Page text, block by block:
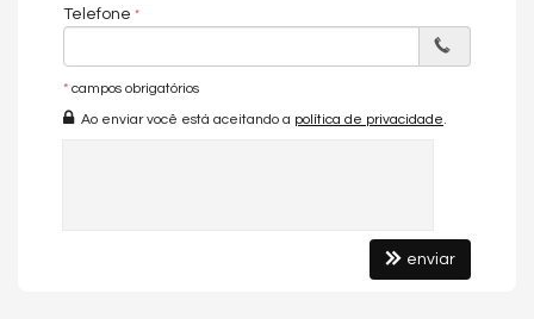
- Espaço gourmet
- Interfone
- Medidores de água, luz e gás individuais
Telefone
* campos obrigatórios
Ao enviar você está aceitando a política de privacidade.
enviar